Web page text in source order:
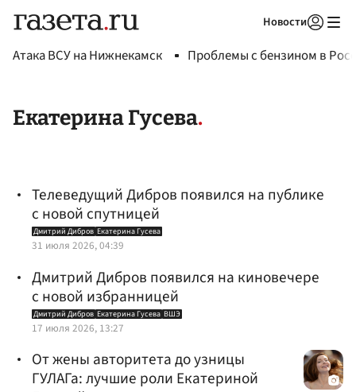
Новости
Атака ВСУ на Нижнекамск Проблемы с бензином в
Екатерина Гусева
Телеведущий Дибров появился на публике
с новой спутницей
Дмитрий Дибров Екатерина Гусева
31 июля 2026, 04:39
Дмитрий Дибров появился на киновечере
с новой избранницей
Дмитрий Дибров Екатерина Гусева ВШЭ
17 июля 2026, 13:27
От жены авторитета до узницы
ГУЛАГа: лучшие роли Екатериной